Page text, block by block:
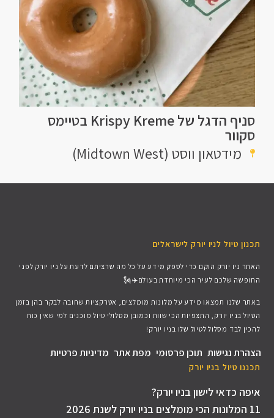
סניף הדגל של Krispy Kreme בטיימס
סקוור
מידטאון ווסט (Midtown West)
תכנון טיול לניו יורק לישראלים
האתר ניו יורק הוקם כדי לספק מידע על כל מה שרציתם לדעת על ניו יורק לפני
החופשה שלכם לעיר הכי מיוחדת בעולם✈️🗽
באתר שלנו תמצאו מידע על מלונות מומלצים, אטרקציות שחובה לבקר בהן בזמן
הטיול בניו יורק, התצפיות הכי שוות וכמובן מסלולי טיול מוכנים למי שאין כוח
להכין לבד מסלול לטיול שלו בניו יורק!
הצהרת נגישות תוכן פרסומי מפת אתר מדיניות פרטיות
תכננו טיול בניו יורק​
איפה כדאי לישון בניו יורק?
11 המלונות הכי מומלצים בניו יורק לשנת 2026